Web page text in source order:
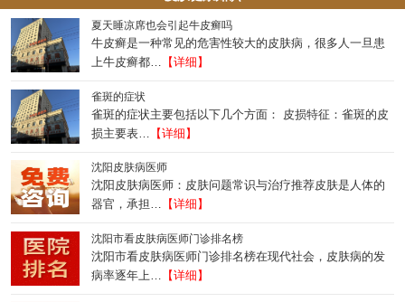
夏天睡凉席也会引起牛皮癣吗
牛皮癣是一种常见的危害性较大的皮肤病，很多人一旦患
上牛皮癣都… 【详细】
雀斑的症状
雀斑的症状主要包括以下几个方面： 皮损特征：雀斑的皮
损主要表…
【详细】
沈阳皮肤病医师
沈阳皮肤病医师：皮肤问题常识与治疗推荐皮肤是人体的
器官，承担… 【详细】
沈阳市看皮肤病医师门诊排名榜
沈阳市看皮肤病医师门诊排名榜在现代社会，皮肤病的发
病率逐年上…
【详细】